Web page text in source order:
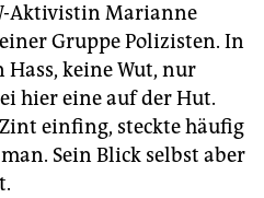
Aktivistin Marianne
Gruppe Polizisten. In
keine Wut, nur
hier eine auf der Hut.
einfing, steckte häufig
Sein Blick selbst aber